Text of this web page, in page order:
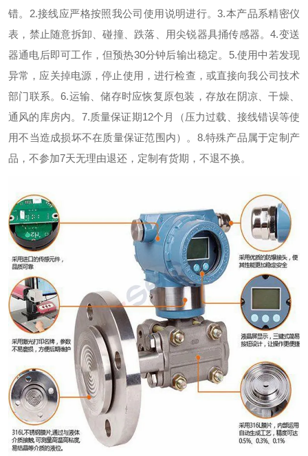
错。2.接线应严格按照我公司使用说明进行。3.本产品系精密仪
表，禁止随意拆卸、碰撞、跌落、用尖锐器具捅传感器。4.变送
器通电后即可工作，但预热30分钟后输出稳定。5.使用中若发现
异常，应关掉电源，停止使用，进行检查，或直接向我公司技术
部门联系。6.运输、储存时应恢复原包装，存放在阴凉、干燥、
通风的库房内。7.质量保证期12个月（压力过载、接线错误等使
用不当造成损坏不在质量保证范围内）。8.特殊产品属于定制产
品，不参加7天无理由退还，定制有货期，不退不换。